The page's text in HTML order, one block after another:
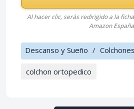
Al hacer clic, serás redirigido a la
Amazon
Descanso y Sueño / Colchones
colchon ortopedico